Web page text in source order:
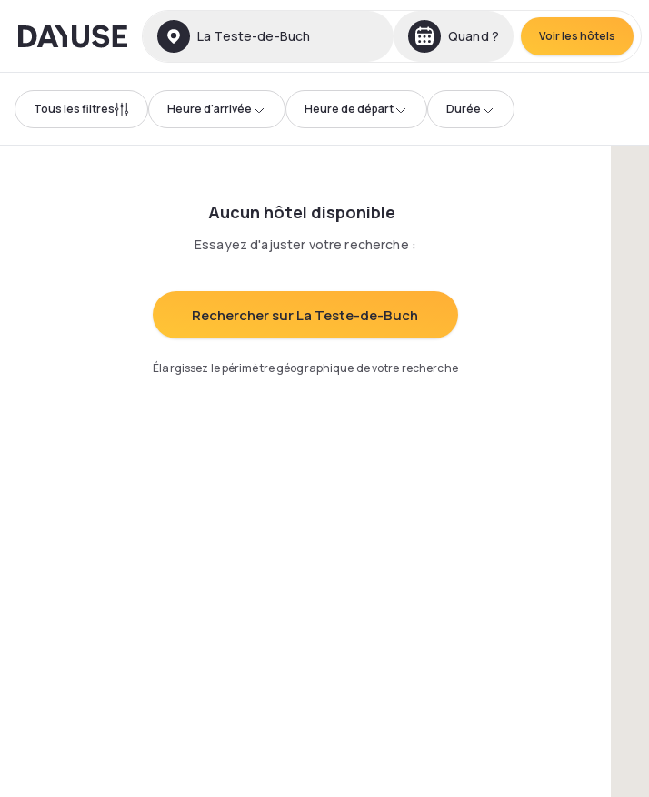
Dayuse La Teste-de-Buch Quand ? Voir les hôtels
Tous les filtres Heure d'arrivée Heure de départ Durée
Aucun hôtel disponible
Essayez d'ajuster votre recherche :
Rechercher sur La Teste-de-Buch
Élargissez le périmètre géographique de votre recherche